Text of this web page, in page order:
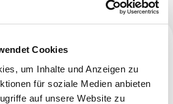
Cookies
um Inhalte und Anzeigen zu
für soziale Medien anbieten
auf unsere Website zu
HF